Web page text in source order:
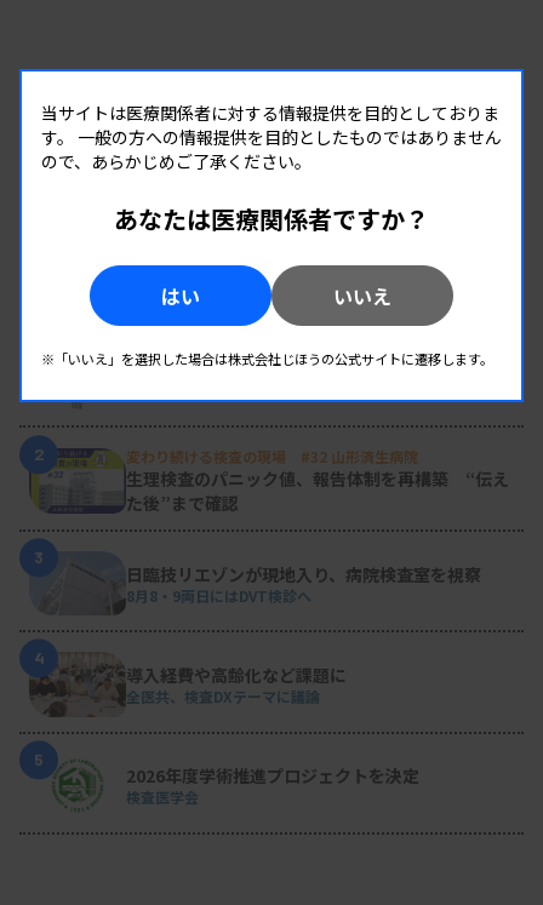
RANKING
人気の記事
新人臨床検査技師の歩き方 ［第16回］
2 変わり続ける検査の現場 #32 山形済生病院
生理検査のパニック値、報告体制を再構築 “伝え
た後”まで確認
3
日臨技リエゾンが現地入り、病院検査室を視察
8月8・9両日にはDVT検診へ
4
導入経費や高齢化など課題に
全医共、検査DXテーマに議論
5
2026年度学術推進プロジェクトを決定
検査医学会
当サイトは医療関係者に対する情報提供を目的としておりま
す。 一般の方への情報提供を目的としたものではありません
ので、あらかじめご了承ください。
あなたは医療関係者ですか？
はい いいえ
※「いいえ」を選択した場合は株式会社じほうの公式サイトに遷移します。